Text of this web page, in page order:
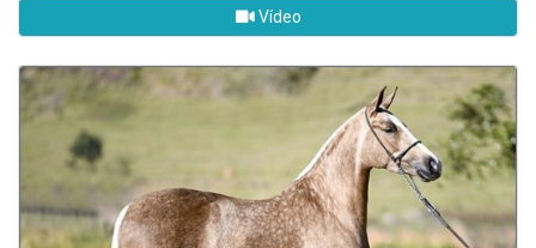
Vídeo